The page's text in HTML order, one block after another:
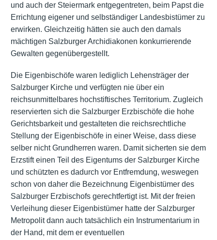
und auch der Steiermark entgegentreten, beim Papst die
Errichtung eigener und selbständiger Landesbistümer zu
erwirken. Gleichzeitig hätten sie auch den damals
mächtigen SalzburgerArchidiakonen konkurrierende
Gewalten gegenübergestellt.
Die Eigenbischöfe waren lediglich Lehensträger der
Salzburger Kirche und verfügten nie über ein
reichsunmittelbares hochstiftisches Territorium. Zugleich
reservierten sich die Salzburger Erzbischöfe die hohe
Gerichtsbarkeit und gestalteten die reichsrechtliche
Stellung der Eigenbischöfe in einer Weise, dass diese
selber nichtGrundherren waren. Damit sicherten sie dem
Erzstift einen Teil des Eigentums der Salzburger Kirche
und schützten es dadurch vor Entfremdung, weswegen
schon von daher die Bezeichnung Eigenbistümer des
Salzburger Erzbischofs gerechtfertigt ist. Mit der freien
Verleihung dieser Eigenbistümer hatte der Salzburger
Metropolit dann auch tatsächlich ein Instrumentarium in
der Hand, mit dem er eventuellen